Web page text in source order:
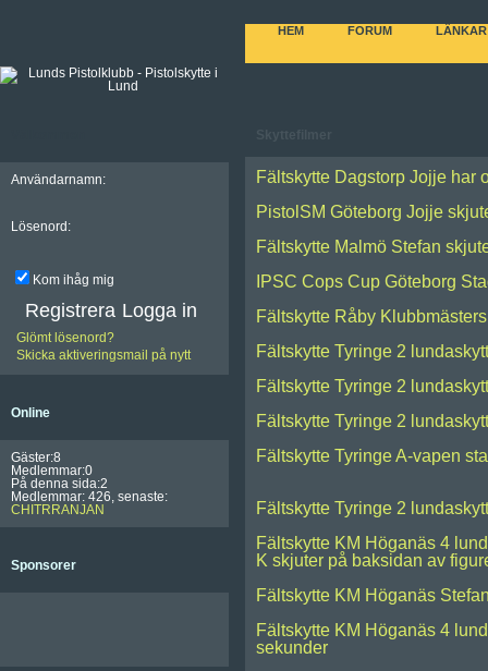
HEM FORUM LÄNKAR
Användarnamn:
Lösenord:
Kom ihåg mig
Registrera
Glömt lösenord?
Skicka aktiveringsmail på nytt
Online
Gäster:8
Medlemmar:0
På denna sida:2
Medlemmar: 426, senaste:
CHITRRANJAN
Sponsorer
Fältskytte Dagstorp Jojje har
PistolSM Göteborg Jojje
Fältskytte Malmö Stefan
IPSC Cops Cup Göteborg
Fältskytte Råby
Fältskytte Tyringe 2
Fältskytte Tyringe 2
Fältskytte Tyringe 2
Fältskytte Tyringe A-vapen
Fältskytte Tyringe 2
Fältskytte KM Höganäs 4
K skjuter på baksidan av
Fältskytte KM Höganäs
Fältskytte KM Höganäs 4
sekunder